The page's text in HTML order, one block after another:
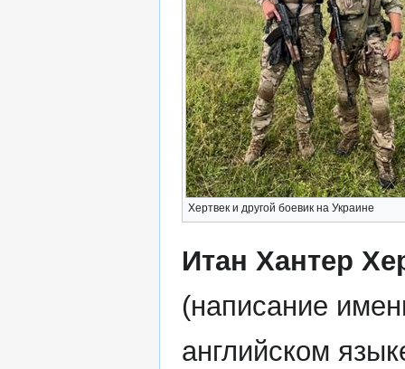
Хертвек и другой боевик на Украине
Итан Хантер
(написание
английском